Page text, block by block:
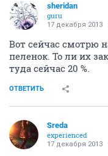
sheridan
guru
17 декабря 2013
Вот сейчас смотрю
пеленок. То ли их
туда сейчас 20 %.
ОТВЕТИТЬ
Sreda
experienced
17 декабря 2013